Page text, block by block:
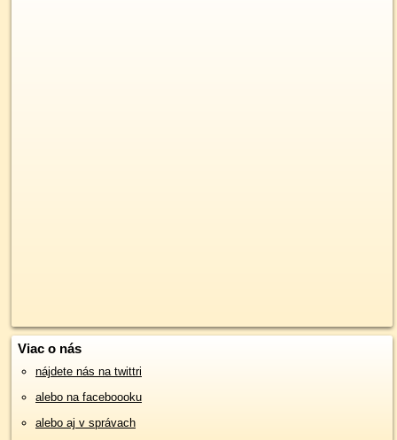
Viac o nás
nájdete nás na twittri
alebo na faceboooku
alebo aj v správach